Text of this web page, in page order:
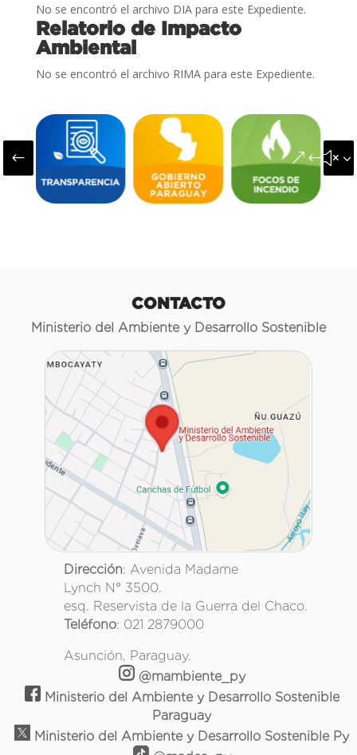
No se encontró el archivo DIA para este Expediente.
Relatorio de Impacto
Ambiental
No se encontró el archivo RIMA para este Expediente.
#
CONTACTO
Ministerio del Ambiente y Desarrollo Sostenible
Dirección: Avenida Madame
Lynch N° 3500.
esq. Reservista de la Guerra del Chaco.
Teléfono: 021 2879000
Asunción, Paraguay.
@mambiente_py
Ministerio del Ambiente y Desarrollo Sostenible
Paraguay
Ministerio del Ambiente y Desarrollo Sostenible Py